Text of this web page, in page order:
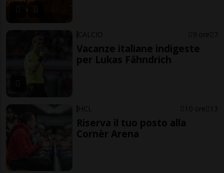
CALCIO 9 ore 7
Vacanze italiane indigeste
per Lukas Fähndrich
HCL 10 ore 13
Riserva il tuo posto alla
Cornèr Arena